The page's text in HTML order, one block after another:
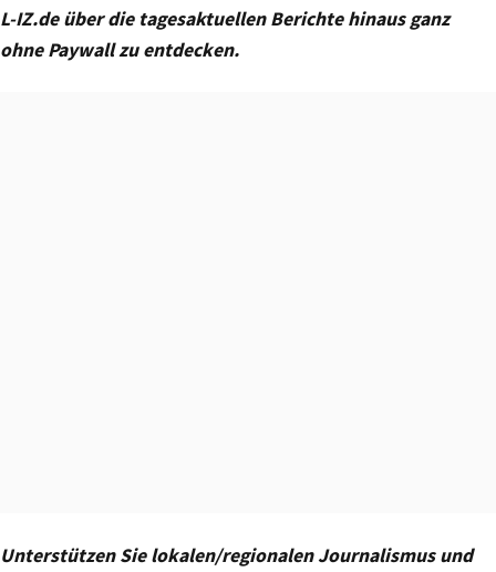
L-IZ.de über die tagesaktuellen Berichte hinaus ganz
ohne Paywall zu entdecken.
Unterstützen Sie lokalen/regionalen Journalismus und